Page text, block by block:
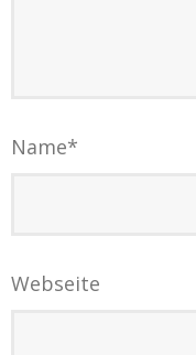
Name*
Webseite